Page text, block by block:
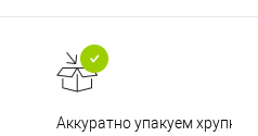
Аккуратно упакуем хрупкие